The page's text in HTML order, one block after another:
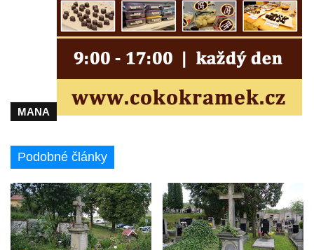
dominikánů u Piaristického náměstí v
Českých Budějovicích
na radnici v Českých Budějovicích
Pamětní deska na biskupské rezidenci v
Českých Budějovicích
biskupské rezidenci v Českých
Budějovicích
Socha žáby u rybníčku na Náměstí v
Kamenném Újezdě
Pamětní kámen družebních obcí Kamenný
Újezd a Krauchthal v parku na Náměstí v
MANA
Podobné články